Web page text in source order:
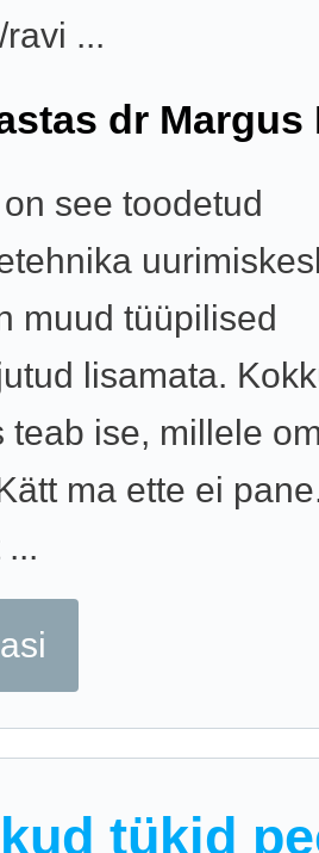
...
dr Margus
see toodetud
muud tüüpilised
lisamata.
teab ise, millele
ma ette ei
tükid